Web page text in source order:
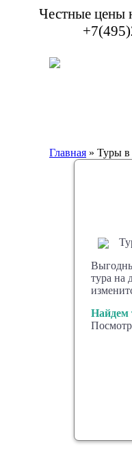
Честные
Главная » Туры
тура на
Найдем